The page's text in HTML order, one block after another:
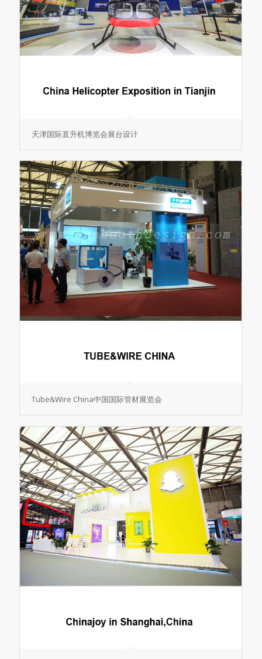
天津国际直升机博览会展台设计
Tube&Wire China中国国际管材展览会